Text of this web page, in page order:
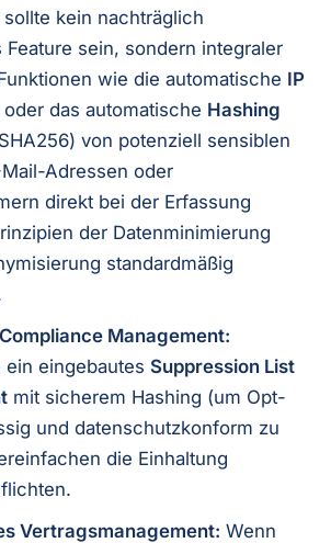
kein nachträglich
Feature sein, sondern integraler
wie die automatische IP
oder das automatische Hashing
von potenziell sensiblen
Adressen oder
direkt bei der Erfassung
der Datenminimierung
standardmäßig
Management:
ein eingebautesSuppression List
mit sicherem Hashing (um Opt-
und datenschutzkonform zu
die Einhaltung
Vertragsmanagement: Wenn